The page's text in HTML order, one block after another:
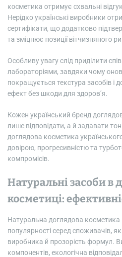
косметика отримує схвальні
Нерідко українські виробники
сертифікати, що додатково
та зміцнює позиції вітчизняного
Особливу увагу слід приділити
лабораторіями, завдяки чому
покращується текстура засобів і
ефект без шкоди для здоров’я.
Кожен український бренд
лише відповідати, а й задавати
доглядова косметика
довірою, прогресивністю та
компромісів.
Натуральні засоби в
косметиці:
Натуральна доглядова косметика
популярності серед споживачів,
виробника й прозорість формул.
компонентів, екологічна